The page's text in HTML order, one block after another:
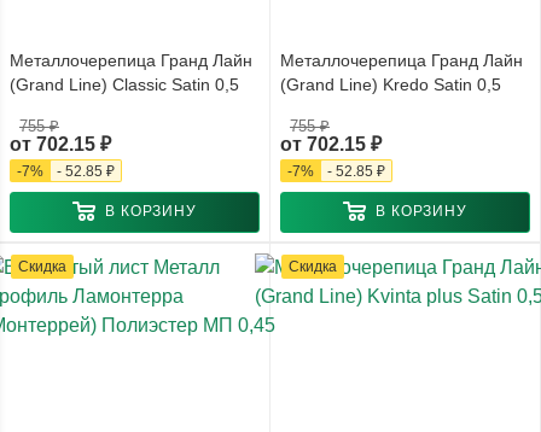
Металлочерепица Гранд Лайн
(Grand Line) Classic Satin 0,5
от 702.15 ₽
755 ₽
-7% - 52.85 ₽
В КОРЗИНУ
Металлочерепица Гранд Лайн
(Grand Line) Kredo Satin 0,5
от 702.15 ₽
755 ₽
-7% - 52.85 ₽
В КОРЗИНУ
Скидка Скидка